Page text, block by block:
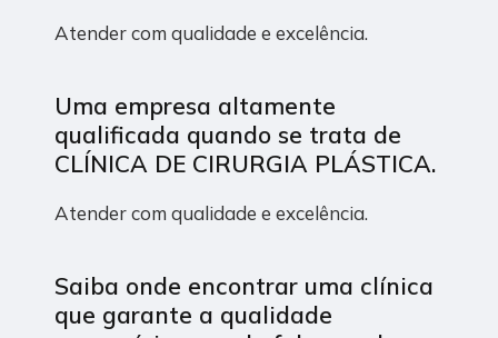
Atender com qualidade e excelência.
Uma empresa altamente
qualificada quando se trata de
CLÍNICA DE CIRURGIA PLÁSTICA.
Atender com qualidade e excelência.
Saiba onde encontrar uma clínica
que garante a qualidade